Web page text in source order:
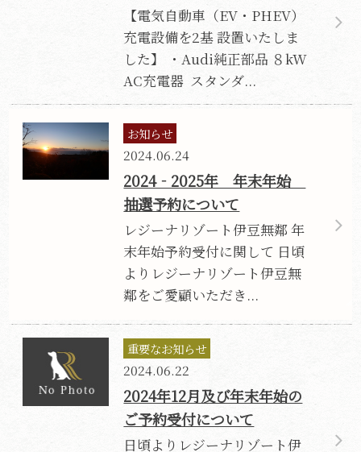
【電気自動車（EV・PHEV）
充電設備を2基 設置いたしま
した】 ・Audi純正部品 ８kW
AC充電器 スタンダ...
お知らせ
2024.06.24
2024‐2025年 年末年始
抽選予約について
レジーナリゾート伊豆無鄰 年
末年始予約受付に関して 日頃
よりレジーナリゾート伊豆無
鄰をご愛顧いただき...
重要なお知らせ
2024.06.22
2024年12月及び年末年始の
ご予約受付について
日頃よりレジーナリゾート伊